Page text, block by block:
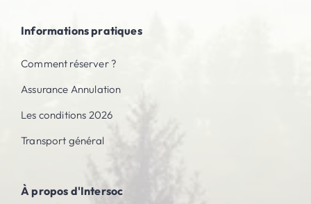
Informations pratiques
Comment réserver ?
Assurance Annulation
Les conditions 2026
Transport général
À propos d'Intersoc